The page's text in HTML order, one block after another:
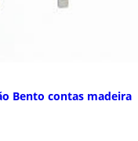
Bento contas madeira